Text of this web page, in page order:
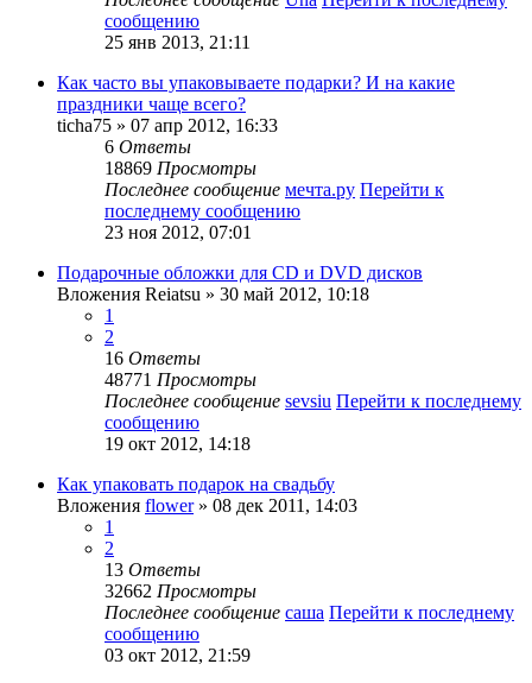
сообщению
25 янв 2013, 21:11
Как часто вы упаковываете подарки? И на какие
праздники чаще всего?
ticha75 » 07 апр 2012, 16:33
6 Ответы
18869 Просмотры
Последнее сообщение мечта.ру Перейти к
последнему сообщению
23 ноя 2012, 07:01
Подарочные обложки для CD и DVD дисков
Вложения Reiatsu » 30 май 2012, 10:18
1
2
16 Ответы
48771 Просмотры
Последнее сообщение sevsiu Перейти к последнему
сообщению
19 окт 2012, 14:18
Как упаковать подарок на свадьбу
Вложения flower» 08 дек 2011, 14:03
1
2
13 Ответы
32662 Просмотры
Последнее сообщение саша Перейти к последнему
сообщению
03 окт 2012, 21:59